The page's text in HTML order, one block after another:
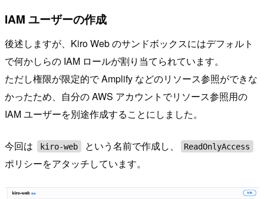
IAM ユーザーの作成
後述しますが、Kiro Web のサンドボックスにはデフォルト
で何かしらの IAM ロールが割り当てられています。
ただし権限が限定的で Amplify などのリソース参照ができな
かったため、自分の AWS アカウントでリソース参照用の
IAM ユーザーを別途作成することにしました。
今回は kiro-web という名前で作成し、 ReadOnlyAccess
ポリシーをアタッチしています。